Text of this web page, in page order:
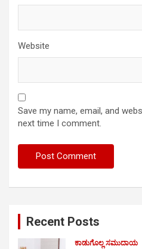
Website
Save my name, email, and
next time I comment.
Recent Posts
ಕಾಡುಗೊಲ್ಲ ಸಮುದಾಯ